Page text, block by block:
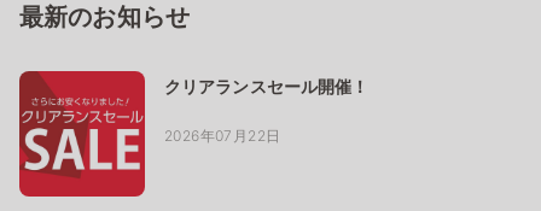
最新のお知らせ
クリアランスセール開催！
2026年07月22日